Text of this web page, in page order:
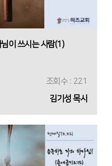
이 쓰시는 사람(1)
조회수 : 221
김기성 목사